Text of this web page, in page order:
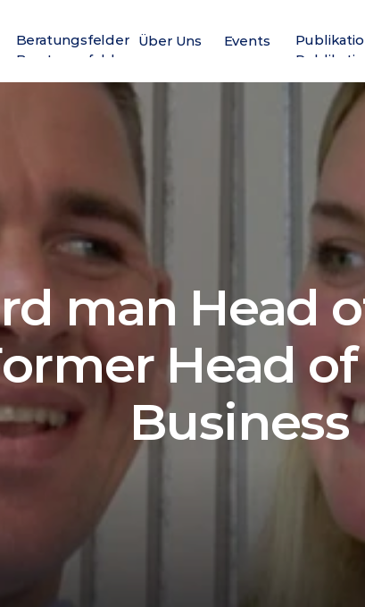
Beratungsfelder
Beratungsfelder
Über Uns Events
man Head
Head of
Business